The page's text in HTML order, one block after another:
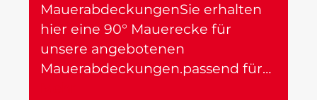
MauerabdeckungenSie erhalten
hier eine 90° Mauerecke für
unsere angebotenen
Mauerabdeckungen.passend für…